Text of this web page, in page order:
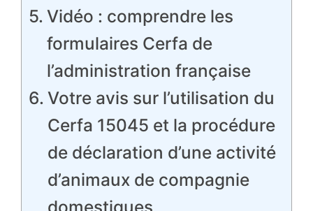
Vidéo : comprendre les
formulaires Cerfa de
l’administration française
Votre avis sur l’utilisation du
Cerfa 15045 et la procédure
de déclaration d’une activité
d’animaux de compagnie
domestiques